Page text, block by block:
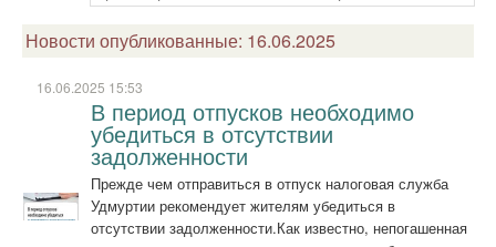
Новости опубликованные: 16.06.2025
16.06.2025 15:53
В период отпусков необходимо
убедиться в отсутствии
задолженности
Прежде чем отправиться в отпуск налоговая служба
Удмуртии рекомендует жителям убедиться в
отсутствии задолженности.Как известно, непогашенная